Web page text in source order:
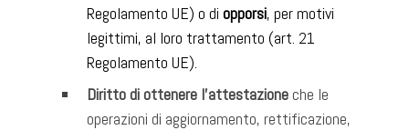
Regolamento UE) o di opporsi, per motivi
legittimi, al loro trattamento (art. 21
Regolamento UE).
Diritto di ottenere l’attestazioneche le
operazioni di aggiornamento, rettificazione,